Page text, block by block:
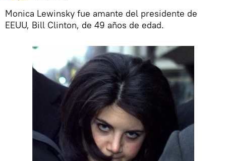
Monica Lewinsky fue amante del presidente de
EEUU, Bill Clinton, de 49 años de edad.